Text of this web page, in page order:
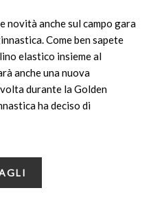
novità anche sul campo gara
Come ben sapete
elastico insieme al
anche una nuova
durante la Golden
ha deciso di